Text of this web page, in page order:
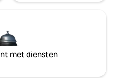
met diensten